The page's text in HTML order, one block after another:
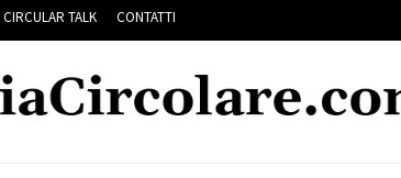
CIRCULAR TALK CONTATTI